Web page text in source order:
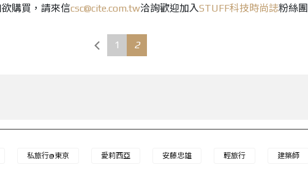
購買，請來信csc@cite.com.tw洽詢歡迎加入STUFF科技時尚誌粉絲團
1 2
私旅行@東京 愛莉西亞 安藤忠雄 輕旅行 建築師